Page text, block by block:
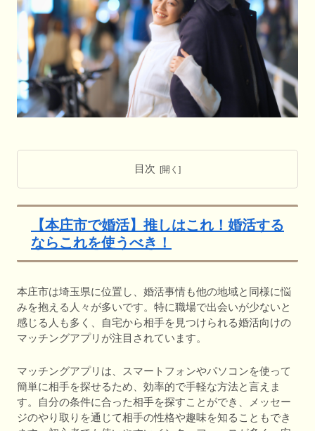
目次
【本庄市で婚活】推しはこれ！婚活する
ならこれを使うべき！
本庄市は埼玉県に位置し、婚活事情も他の地域と同様に悩
みを抱える人々が多いです。特に職場で出会いが少ないと
感じる人も多く、自宅から相手を見つけられる婚活向けの
マッチングアプリが注目されています。
マッチングアプリは、スマートフォンやパソコンを使って
簡単に相手を探せるため、効率的で手軽な方法と言えま
す。自分の条件に合った相手を探すことができ、メッセー
ジのやり取りを通じて相手の性格や趣味を知ることもでき